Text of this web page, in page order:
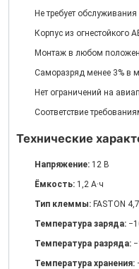
Не требует
Корпус из огнестойкого
Монтаж в любом
Саморазряд менее 3% в
Нет ограничений на
Соответствие
Технические
Напряжение: 12 В
Ёмкость: 1,2 А·ч
Тип клеммы: FASTON
Температура заряда:
Температура разряда:
Температура хранения: